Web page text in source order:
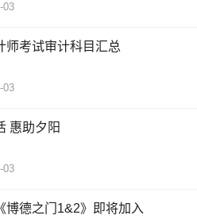
03
师考试审计科目汇总
03
惠助夕阳
03
博德之门1&2》即将加入